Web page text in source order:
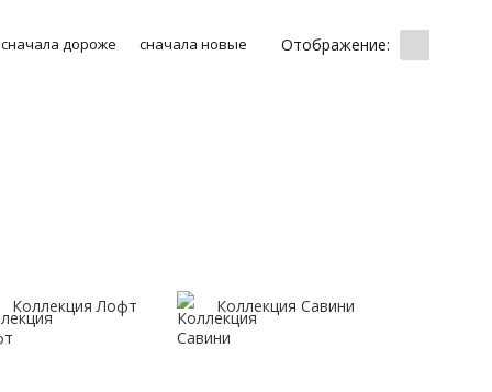
сначала дороже сначала новые Отображение:
Коллекция Лофт Коллекция Савини